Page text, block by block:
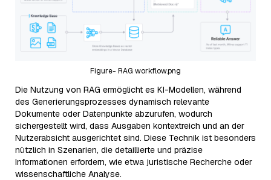
Figure- RAG workflow.png
Die Nutzung von RAG ermöglicht es KI-Modellen, während
des Generierungsprozesses dynamisch relevante
Dokumente oder Datenpunkte abzurufen, wodurch
sichergestellt wird, dass Ausgaben kontextreich und an der
Nutzerabsicht ausgerichtet sind. Diese Technik ist besonders
nützlich in Szenarien, die detaillierte und präzise
Informationen erfordern, wie etwa juristische Recherche oder
wissenschaftliche Analyse.